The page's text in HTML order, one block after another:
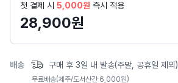
지
첫 결제 시 5,000원 즉시 적용
28,900원
배송 구매 후 3일 내 발송(주말, 공휴일 제외)
무료배송(제주/도서산간 6,000원)